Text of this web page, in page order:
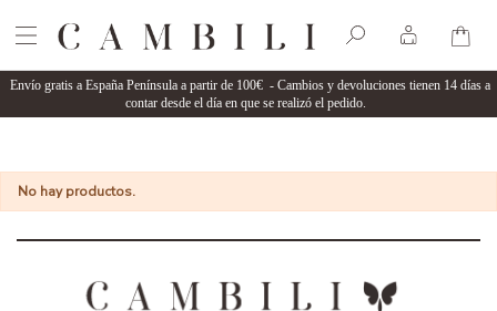
Envío gratis a España Península a partir de 100€ - Cambios y devoluciones tienen 14 días a
contar desde el día en que se realizó el pedido.
No hay productos.